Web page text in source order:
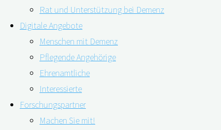
Rat und Unterstützung bei Demenz
Digitale Angebote
Menschen mit Demenz
Pflegende Angehörige
Ehrenamtliche
Interessierte
Forschungspartner
Machen Sie mit!